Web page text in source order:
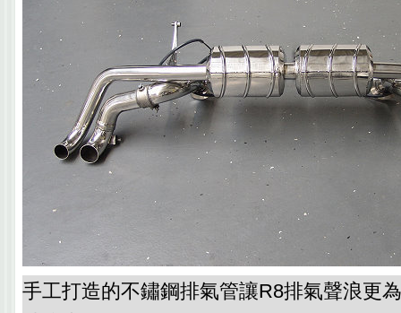
手工打造的不鏽鋼排氣管讓R8排氣聲浪更